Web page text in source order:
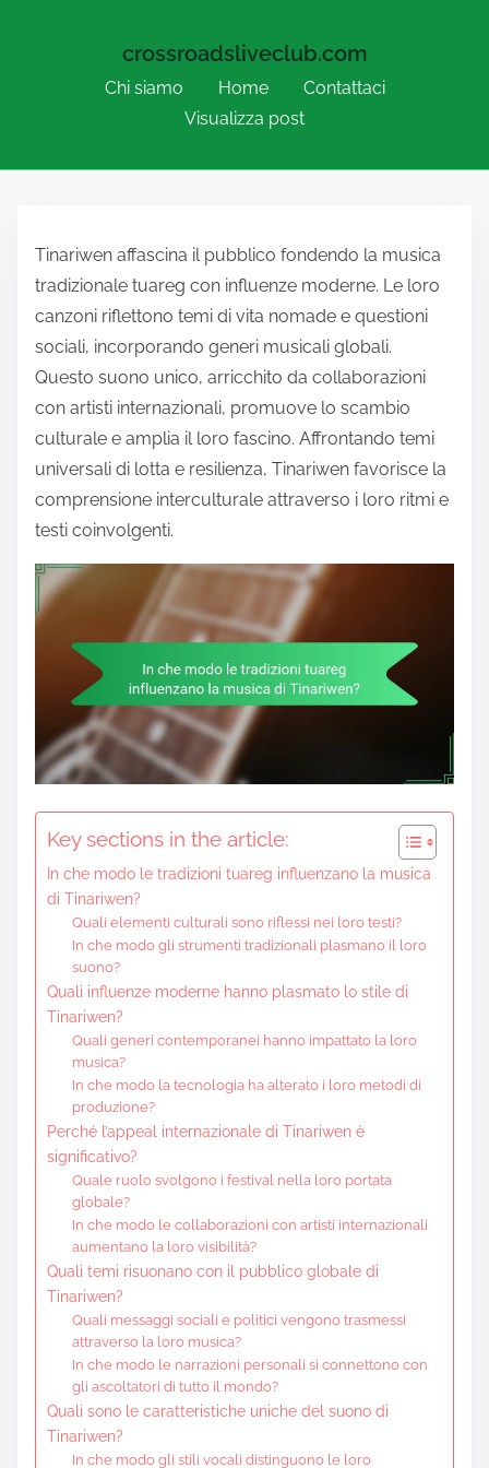
crossroadsliveclub.com
Chi siamo Home
Contattaci
Visualizza post
Tinariwen affascina il pubblico fondendo la musica
tradizionale tuareg con influenze moderne. Le loro
canzoni riflettono temi di vita nomade e questioni
sociali, incorporando generi musicali globali.
Questo suono unico, arricchito da collaborazioni
con artisti internazionali, promuove lo scambio
culturale e amplia il loro fascino. Affrontando temi
universali di lotta e resilienza, Tinariwen favorisce la
comprensione interculturale attraverso i loro ritmi e
testi coinvolgenti.
Key sections in the article:
In che modo le tradizioni tuareg influenzano la musica
di Tinariwen?
Quali elementi culturali sono riflessi nei loro testi?
In che modo gli strumenti tradizionali plasmano il loro
suono?
Quali influenze moderne hanno plasmato lo stile di
Tinariwen?
Quali generi contemporanei hanno impattato la loro
musica?
In che modo la tecnologia ha alterato i loro metodi di
produzione?
Perché l’appeal internazionale di Tinariwen è
significativo?
Quale ruolo svolgono i festival nella loro portata
globale?
In che modo le collaborazioni con artisti internazionali
aumentano la loro visibilità?
Quali temi risuonano con il pubblico globale di
Tinariwen?
Quali messaggi sociali e politici vengono trasmessi
attraverso la loro musica?
In che modo le narrazioni personali si connettono con
gli ascoltatori di tutto il mondo?
Quali sono le caratteristiche uniche del suono di
Tinariwen?
In che modo gli stili vocali distinguono le loro